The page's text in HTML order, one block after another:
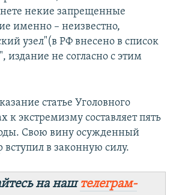
некие запрещенные
именно – неизвестно,
узел"(в РФ внесено в список
не согласно с этим
статье Уголовного
к экстремизму составляет пять
Свою вину осужденный
вступил в законную силу.
на наштелеграм-